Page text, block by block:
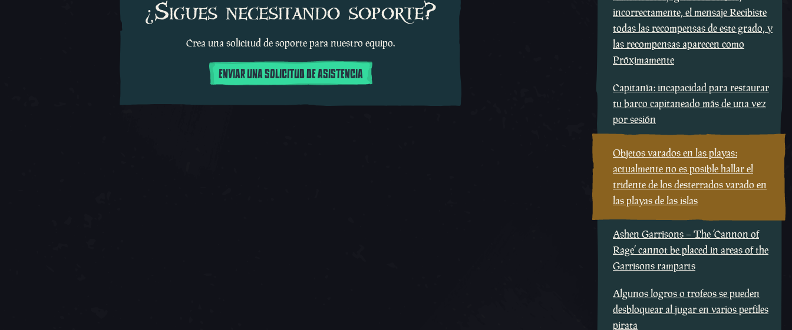
¿Sigues necesitando soporte?
Crea una solicitud de soporte para nuestro equipo.
ENVIAR UNA SOLICITUD DE ASISTENCIA
incorrectamente, el mensaje Recibiste
todas las recompensas de este grado, y
las recompensas aparecen como
Próximamente
Capitanía: incapacidad para restaurar
tu barco capitaneado más de una vez
por sesión
Objetos varados en las playas:
actualmente no es posible hallar el
tridente de los desterrados varado en
las playas de las islas
Ashen Garrisons – The ‘Cannon of
Rage’ cannot be placed in areas of the
Garrisons ramparts
Algunos logros o trofeos se pueden
desbloquear al jugar en varios perfiles
pirata